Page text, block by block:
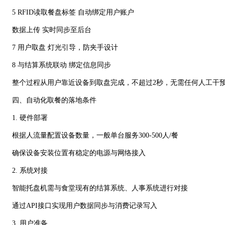
5 RFID读取餐盘标签 自动绑定用户账户
数据上传 实时同步至后台
7 用户取盘 灯光引导，防夹手设计
8 与结算系统联动 绑定信息同步
整个过程从用户靠近设备到取盘完成，不超过2秒，无需任何人工干
四、自动化取餐的落地条件
1. 硬件部署
根据人流量配置设备数量，一般单台服务300-500人/餐
确保设备安装位置有稳定的电源与网络接入
2. 系统对接
智能托盘机需与食堂现有的结算系统、人事系统进行对接
通过API接口实现用户数据同步与消费记录写入
3. 用户准备